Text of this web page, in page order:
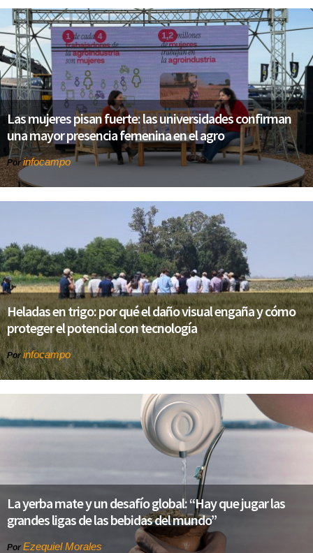
Las mujeres pisan fuerte: las universidades confirman
una mayor presencia femenina en el agro
Porinfocampo
Heladas en trigo: por qué el daño visual engaña y cómo
proteger el potencial con tecnología
Porinfocampo
La yerba mate y un desafío global: “Hay que jugar las
grandes ligas de las bebidas del mundo”
Por Ezequiel Morales